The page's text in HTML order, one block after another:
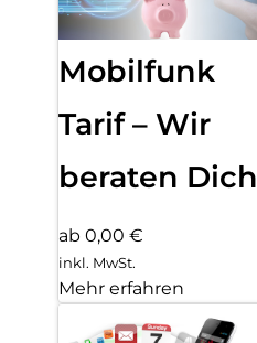
Mobilfunk
Tarif – Wir
beraten Dich
ab 0,00 €
inkl. MwSt.
Mehr erfahren